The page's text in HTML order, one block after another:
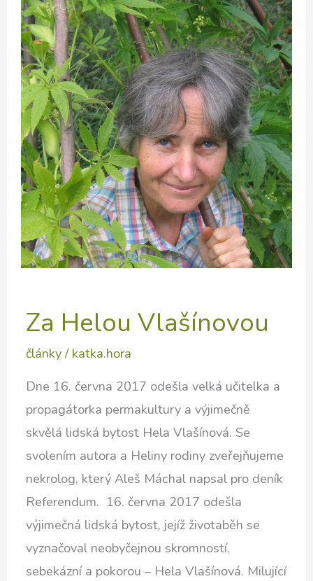
–
design
jedlé
lesní
zahrady
Za Helou Vlašínovou
články/ katka.hora
Dne 16. června 2017 odešla velká učitelka a
propagátorka permakultury a výjimečně
skvělá lidská bytost Hela Vlašínová. Se
svolením autora a Heliny rodiny zveřejňujeme
nekrolog, který Aleš Máchal napsal pro deník
Referendum. 16. června 2017 odešla
výjimečná lidská bytost, jejíž životaběh se
vyznačoval neobyčejnou skromností,
sebekázní a pokorou – Hela Vlašínová. Milující